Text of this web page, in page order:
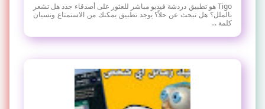
Tigo هو تطبيق دردشة فيديو مباشر للعثور على أصدقاء جدد هل تشعر
بالملل؟ هل تبحث عن حلاً؟ يوجد تطبيق يمكنك من الاستمتاع ونسيان
كلمة ...